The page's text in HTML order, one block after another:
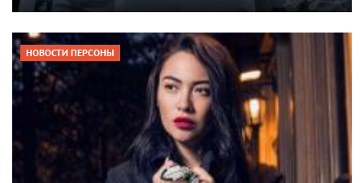
НОВОСТИ ПЕРСОНЫ